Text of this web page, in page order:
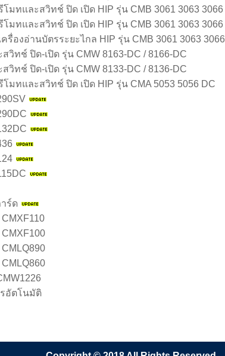
ทและสวิทช์ ปิด เปิด HIP รุ่น CMB 3061 3063 3066
ทและสวิทช์ ปิด เปิด HIP รุ่น CMB 3061 3063 3066
องอ่านบัตรระยะไกล HIP รุ่น CMB 3061 3063 3066
ทช์ ปิด-เปิด รุ่น CMW 8163-DC / 8166-DC
ทช์ ปิด-เปิด รุ่น CMW 8133-DC / 8136-DC
ทและสวิทช์ ปิด เปิด HIP รุ่น CMA 5053 5056 DC
ร์ด
รอัตโนมัติ